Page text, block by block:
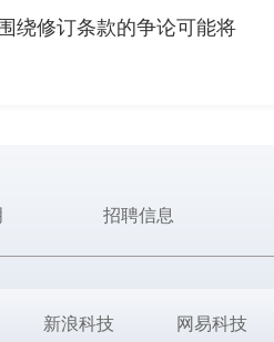
绕修订条款的争论可能将
招聘信息
新浪科技 网易科技